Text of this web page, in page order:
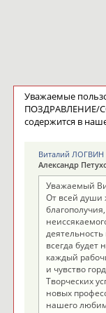
Уважаемые
ПОЗДРАВЛЕНИЕ/
содержится в
Виталий ЛОГВИН
Александр
Уважаемый
От всей
всегда будет
каждый
и чувство
Творческих
новых
нашего